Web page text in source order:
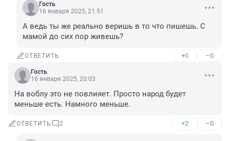
Гость
16 января 2025, 21:51
А ведь ты же реально веришь в то что пишешь. С
мамой до сих пор живешь?
ОТВЕТИТЬ +0 –0
Гость
16 января 2025, 20:03
На воблу это не повлияет. Просто народ будет
меньше есть. Намного меньше.
ОТВЕТИТЬ 2 +2 –0